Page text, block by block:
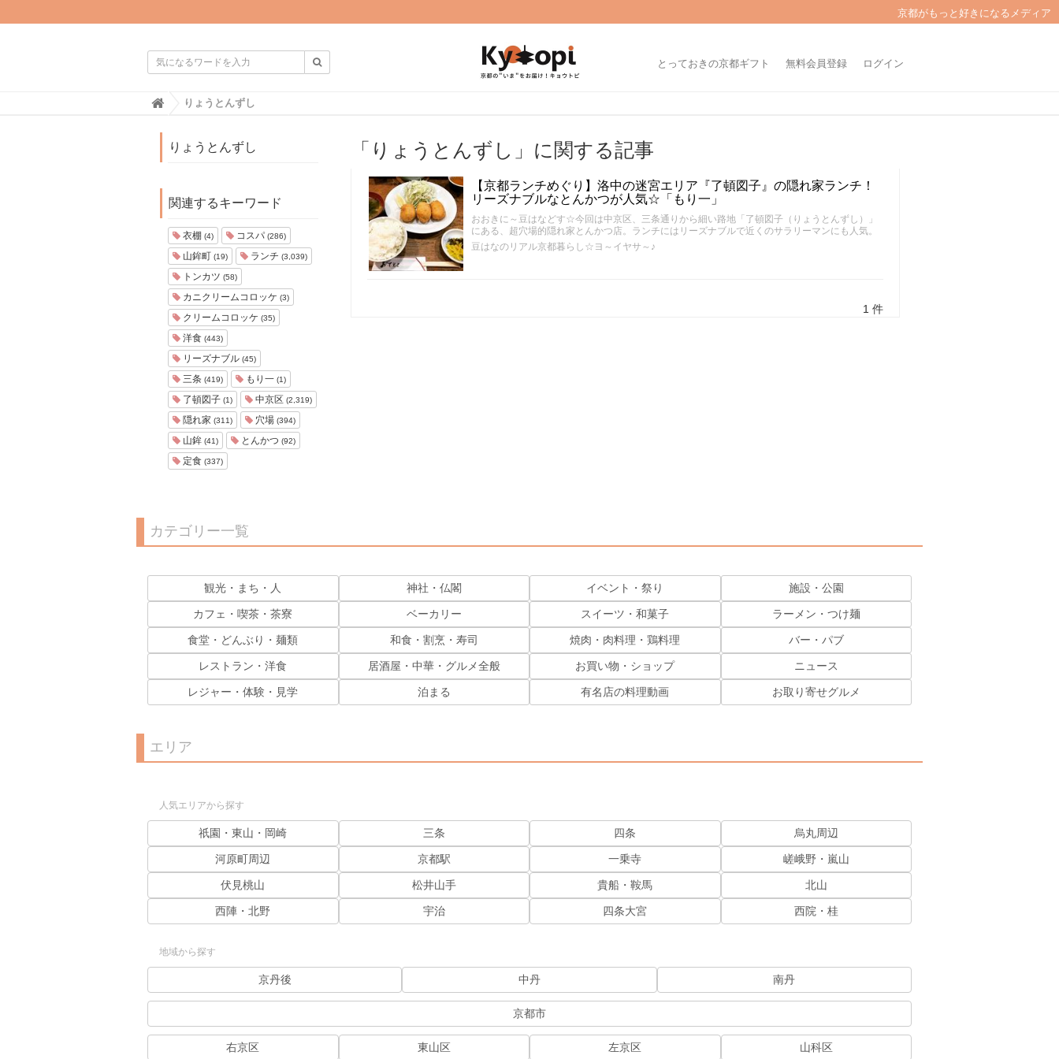
京都がもっと好きになるメディア
とっておきの京都ギフト 無料会員登録 ログイン
H
りょうとんずし
りょうとんずし
関連するキーワード
衣棚 (4) コスパ (286)
山鉾町 (19) ランチ (3,039)
トンカツ (58)
カニクリームコロッケ (3)
クリームコロッケ (35)
洋食 (443)
リーズナブル (45)
三条 (419) もり一 (1)
了頓図子 (1) 中京区 (2,319)
隠れ家 (311) 穴場 (394)
山鉾 (41) とんかつ (92)
定食 (337)
「りょうとんずし」に関する記事
【京都ランチめぐり】洛中の迷宮エリア『了頓図子』の隠れ家ランチ！
リーズナブルなとんかつが人気☆「もり一」
おおきに～豆はなどす☆今回は中京区、三条通りから細い路地「了頓図子（りょうとんずし）」
にある、超穴場的隠れ家とんかつ店。ランチにはリーズナブルで近くのサラリーマンにも人気。
豆はなのリアル京都暮らし☆ヨ～イヤサ～♪
1 件
カテゴリー一覧
観光・まち・人 神社・仏閣 イベント・祭り 施設・公園
カフェ・喫茶・茶寮 ベーカリー スイーツ・和菓子 ラーメン・つけ麺
食堂・どんぶり・麺類 和食・割烹・寿司 焼肉・肉料理・鶏料理 バー・パブ
レストラン・洋食 居酒屋・中華・グルメ全般 お買い物・ショップ ニュース
レジャー・体験・見学 泊まる 有名店の料理動画 お取り寄せグルメ
エリア
人気エリアから探す
祇園・東山・岡崎 三条 四条 烏丸周辺
河原町周辺 京都駅 一乗寺 嵯峨野・嵐山
伏見桃山 松井山手 貴船・鞍馬 北山
西陣・北野 宇治 四条大宮 西院・桂
地域から探す
京丹後 中丹 南丹
京都市
右京区 東山区 左京区 山科区